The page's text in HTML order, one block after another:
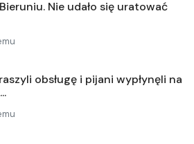
Nie udało się uratować
obsługę i pijani wypłynęli na